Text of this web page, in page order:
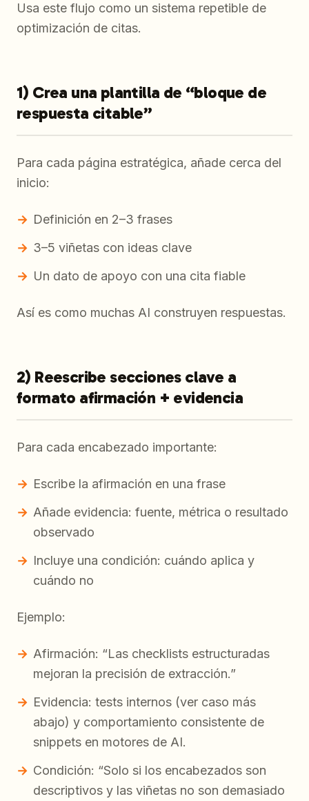
Usa este flujo como un sistema repetible de
optimización de citas.
1) Crea una plantilla de “bloque de
respuesta citable”
Para cada página estratégica, añade cerca del
inicio:
Definición en 2–3 frases
3–5 viñetas con ideas clave
Un dato de apoyo con una cita fiable
Así es como muchas AI construyen respuestas.
2) Reescribe secciones clave a
formato afirmación + evidencia
Para cada encabezado importante:
Escribe la afirmación en una frase
Añade evidencia: fuente, métrica o resultado
observado
Incluye una condición: cuándo aplica y
cuándo no
Ejemplo:
Afirmación: “Las checklists estructuradas
mejoran la precisión de extracción.”
Evidencia: tests internos (ver caso más
abajo) y comportamiento consistente de
snippets en motores de AI.
Condición: “Solo si los encabezados son
descriptivos y las viñetas no son demasiado